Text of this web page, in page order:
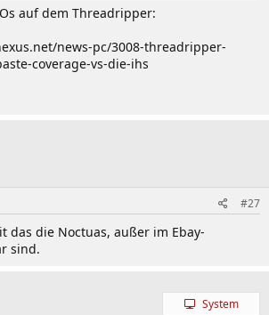
auf dem Threadripper:
news-pc/3008-threadripper-
coverage-vs-die-ihs
#27
das die Noctuas, außer im Ebay-
sind.
System